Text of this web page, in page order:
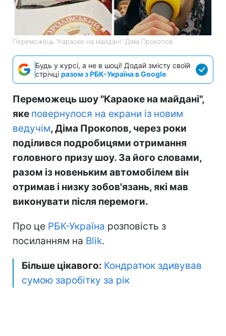
Переможець "Караоке на майдані" Діма Прокопов
Будь у курсі, а не в шоці! Додай змісту своїй
стрічці разом з РБК-Україна в Google
Переможець шоу "Караоке на майдані",
яке повернулося на екрани із новим
ведучім, Діма Прокопов, через роки
поділився подробицями отримання
головного призу шоу. За його словами,
разом із новеньким автомобілем він
отримав і низку зобов'язань, які мав
виконувати після перемоги.
Про це РБК-Україна розповість з
посиланням на Blik.
Більше цікавого: Кондратюк здивував
сумою заробітку за рік